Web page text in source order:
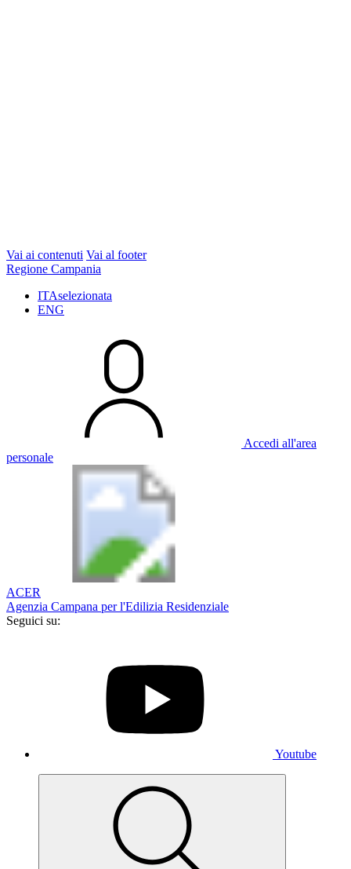
Vai ai contenuti Vai al footer
Regione Campania
ITAselezionata
ENG
Accedi all'area
personale
ACER
Agenzia Campana per l'Edilizia Residenziale
Seguici su:
Youtube